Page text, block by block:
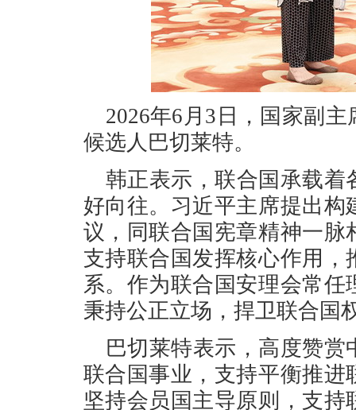
2026年6月3日，国家副
候选人巴切莱特。
韩正表示，联合国承载
好向往。习近平主席提出
议，同联合国宪章精神一
支持联合国发挥核心作用
系。作为联合国安理会常
秉持公正立场，捍卫联合国
巴切莱特表示，高度赞
联合国事业，支持平衡推
坚持会员国主导原则，支